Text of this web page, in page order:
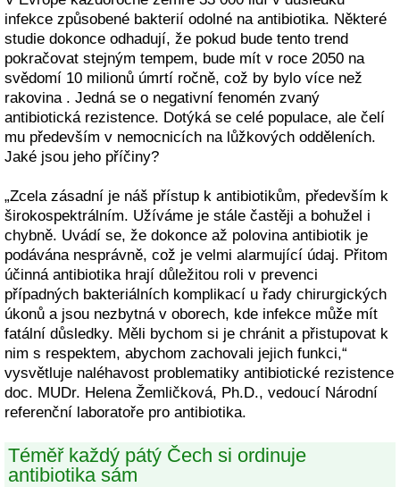
infekce způsobené bakterií odolné na antibiotika. Některé
studie dokonce odhadují, že pokud bude tento trend
pokračovat stejným tempem, bude mít v roce 2050 na
svědomí 10 milionů úmrtí ročně, což by bylo více než
rakovina . Jedná se o negativní fenomén zvaný
antibiotická rezistence. Dotýká se celé populace, ale čelí
mu především v nemocnicích na lůžkových odděleních.
Jaké jsou jeho příčiny?
„Zcela zásadní je náš přístup k antibiotikům, především k
širokospektrálním. Užíváme je stále častěji a bohužel i
chybně. Uvádí se, že dokonce až polovina antibiotik je
podávána nesprávně, což je velmi alarmující údaj. Přitom
účinná antibiotika hrají důležitou roli v prevenci
případných bakteriálních komplikací u řady chirurgických
úkonů a jsou nezbytná v oborech, kde infekce může mít
fatální důsledky. Měli bychom si je chránit a přistupovat k
nim s respektem, abychom zachovali jejich funkci,“
vysvětluje naléhavost problematiky antibiotické rezistence
doc. MUDr. Helena Žemličková, Ph.D., vedoucí Národní
referenční laboratoře pro antibiotika.
Téměř každý pátý Čech si ordinuje
antibiotika sám